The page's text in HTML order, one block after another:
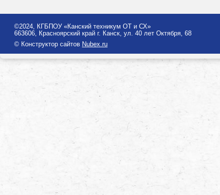
©2024, КГБПОУ «Канский техникум ОТ и СХ»
663606, Красноярский край г. Канск, ул. 40 лет Октября, 68
© Конструктор сайтов Nubex.ru